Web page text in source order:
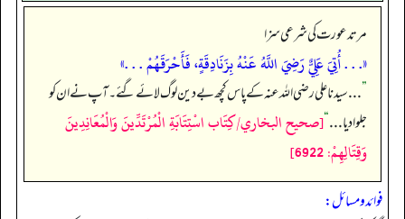
مرتد عورت کی شرعی سزا
«. . . أُتِيَ عَلِيٌّ رَضِيَ اللَّهُ عَنْهُ بِزَنَادِقَةٍ، فَأَحْرَقَهُمْ . . .»
”. . . سیدنا علی رضی اللہ عنہ کے پاس کچھ بےدین لوگ لائے گئے۔ آپ نے ان کو
جلوا دیا . . .“[صحيح البخاري/كِتَاب اسْتِتَابَةِ الْمُرْتَدِّينَ وَالْمُعَانِدِينَ
وَقِتَالِهِمْ: 6922]
فوائد و مسائل: